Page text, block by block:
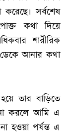
করেছে। সর্বশেষ
কথা দিয়ে
শারীরিক
আনার কথা
তার বাড়িতে
করলে আমি এ
হওয়া পর্যন্ত এ